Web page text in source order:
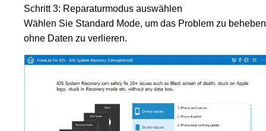
Schritt 3: Reparaturmodus auswählen
Wählen Sie Standard Mode, um das Problem zu
ohne Daten zu verlieren.